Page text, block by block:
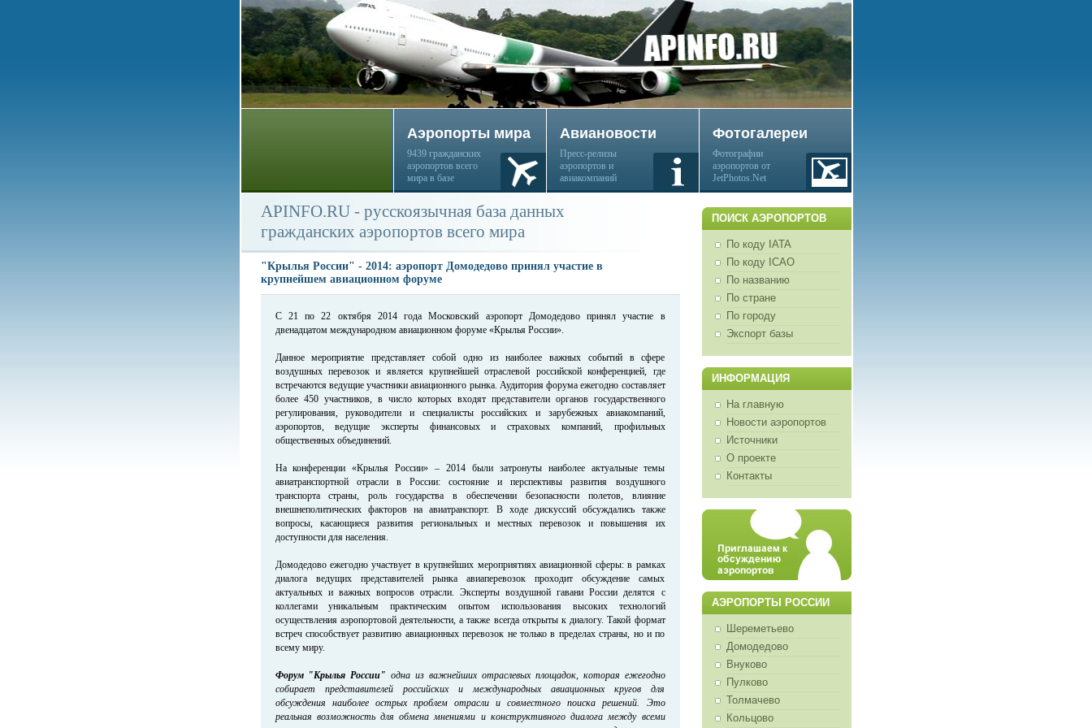
Аэропорты мира
9439 гражданских
аэропортов всего
мира в базе
Авиановости
Пресс-релизы
аэропортов и
авиакомпаний
Фотогалереи
Фотографии
аэропортов от
JetPhotos.Net
ПОИСК АЭРОПОРТОВ
По коду IATA
По коду ICAO
По названию
По стране
По городу
Экспорт базы
ИНФОРМАЦИЯ
На главную
Новости аэропортов
Источники
О проекте
Контакты
АЭРОПОРТЫ РОССИИ
Шереметьево
Домодедово
Внуково
Пулково
Толмачево
Кольцово
APINFO.RU - русскоязычная база данных
гражданских аэропортов всего мира
"Крылья России" - 2014: аэропорт Домодедово принял участие в
крупнейшем авиационном форуме
С 21 по 22 октября 2014 года Московский аэропорт Домодедово принял участие в
двенадцатом международном авиационном форуме «Крылья России».
Данное мероприятие представляет собой одно из наиболее важных событий в сфере
воздушных перевозок и является крупнейшей отраслевой российской конференцией, где
встречаются ведущие участники авиационного рынка. Аудитория форума ежегодно составляет
более 450 участников, в число которых входят представители органов государственного
регулирования, руководители и специалисты российских и зарубежных авиакомпаний,
аэропортов, ведущие эксперты финансовых и страховых компаний, профильных
общественных объединений.
На конференции «Крылья России» – 2014 были затронуты наиболее актуальные темы
авиатранспортной отрасли в России: состояние и перспективы развития воздушного
транспорта страны, роль государства в обеспечении безопасности полетов, влияние
внешнеполитических факторов на авиатранспорт. В ходе дискуссий обсуждались также
вопросы, касающиеся развития региональных и местных перевозок и повышения их
доступности для населения.
Домодедово ежегодно участвует в крупнейших мероприятиях авиационной сферы: в рамках
диалога ведущих представителей рынка авиаперевозок проходит обсуждение самых
актуальных и важных вопросов отрасли. Эксперты воздушной гавани России делятся с
коллегами уникальным практическим опытом использования высоких технологий
осуществления аэропортовой деятельности, а также всегда открыты к диалогу. Такой формат
встреч способствует развитию авиационных перевозок не только в пределах страны, но и по
всему миру.
Форум "Крылья России"одна из важнейших отраслевых площадок, которая ежегодно
собирает представителей российских и международных авиационных кругов для
обсуждения наиболее острых проблем отрасли и совместного поиска решений. Это
реальная возможность для обмена мнениями и конструктивного диалога между всеми